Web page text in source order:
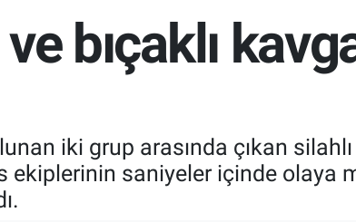
bıçaklı
iki grup arasında çıkan
ekiplerinin saniyeler içinde olaya